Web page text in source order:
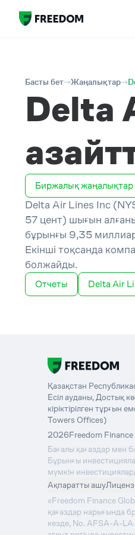
Басты бет Жаңалықтар
Delta
Биржалық жаңалықтар
Delta Air Lines Inc
57 цент) шығын
бұрынғы 9,35
Екінші тоқсанда
болжайды.
Отчеты Delta Air
Қазақстан
Есіл ауданы, Достық
кіріктірілген тұрғын
Towers Offices)
2026Freedom Finance
Бағалы қағаздар мен
Бұрынғы
мүмкін
Ақпаратты ашу
«Freedom Finance
қағаздар нарығында
кезде, No. AFSA-A-LA-